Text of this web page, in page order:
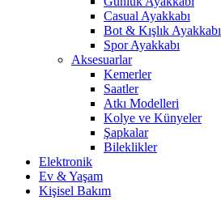
Casual Ayakkabı
Bot & Kışlık Ayakkabı
Spor Ayakkabı
Aksesuarlar
Kemerler
Saatler
Atkı Modelleri
Kolye ve Künyeler
Şapkalar
Bileklikler
Elektronik
Ev & Yaşam
Kişisel Bakım